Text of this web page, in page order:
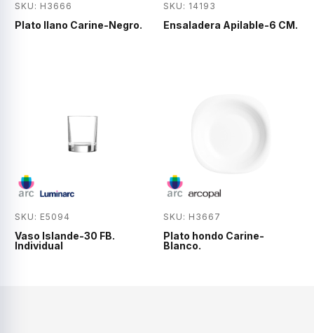
SKU: H3666
Plato llano Carine-Negro.
SKU: 14193
Ensaladera Apilable-6 CM.
SKU: E5094
Vaso Islande-30 FB.
Individual
SKU: H3667
Plato hondo Carine-
Blanco.